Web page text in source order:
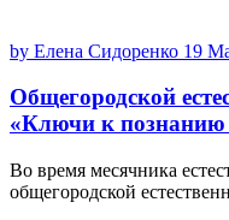
by Елена Сидоренко 19
Общегородской
«Ключи к
Во время месячника
общегородской